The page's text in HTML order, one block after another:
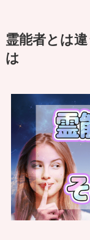
霊能者とは
は